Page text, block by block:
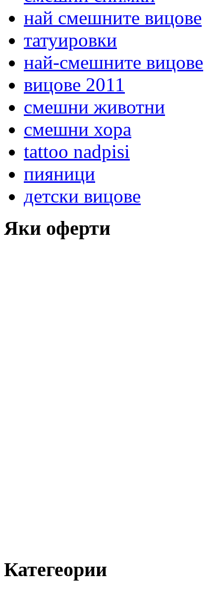
най смешните вицове
татуировки
най-смешните вицове
вицове 2011
смешни животни
смешни хора
tattoo nadpisi
пияници
детски вицове
Яки оферти
Категеории